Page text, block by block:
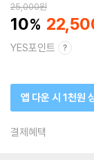
25,000원
10
YES포인트
앱 다운 시 1천원
결제혜택